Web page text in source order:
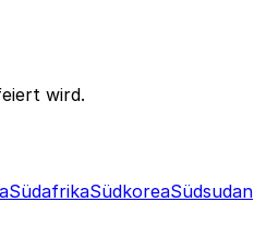
wird.
SüdafrikaSüdkoreaSüdsudan